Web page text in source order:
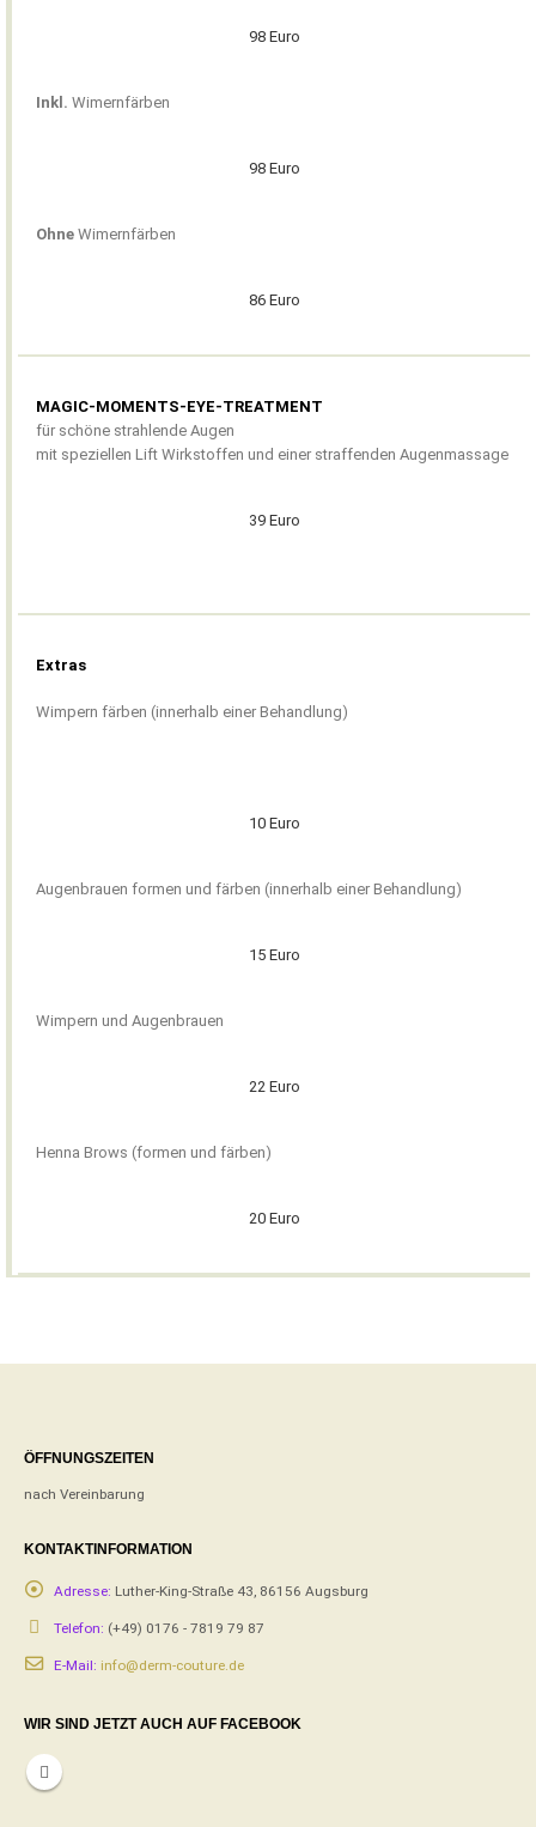
98 Euro
Inkl. Wimernfärben
98 Euro
Ohne Wimernfärben
86 Euro
MAGIC-MOMENTS-EYE-TREATMENT
für schöne strahlende Augen
mit speziellen Lift Wirkstoffen und einer straffenden Augenmassage
39 Euro
Extras
Wimpern färben (innerhalb einer Behandlung)
10 Euro
Augenbrauen formen und färben (innerhalb einer Behandlung)
15 Euro
Wimpern und Augenbrauen
22 Euro
Henna Brows (formen und färben)
20 Euro
ÖFFNUNGSZEITEN
nach Vereinbarung
KONTAKTINFORMATION
Adresse: Luther-King-Straße 43, 86156 Augsburg
Telefon: (+49) 0176 - 7819 79 87
E-Mail: info@derm-couture.de
WIR SIND JETZT AUCH AUF FACEBOOK